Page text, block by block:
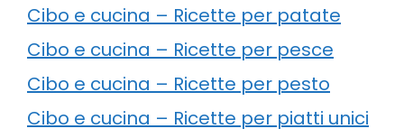
Cibo e cucina – Ricette per patate
Cibo e cucina – Ricette per pesce
Cibo e cucina – Ricette per pesto
Cibo e cucina – Ricette per piatti unici